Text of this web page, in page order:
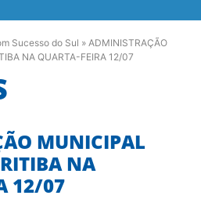
Sucesso do Sul » ADMINISTRAÇÃO
NA QUARTA-FEIRA 12/07
MUNICIPAL
NA
12/07